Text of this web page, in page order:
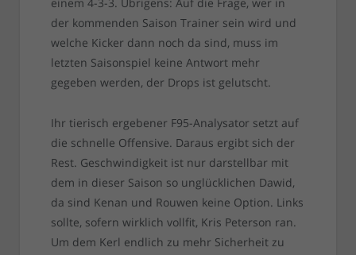
der kommenden Saison Trainer sein wird und
welche Kicker dann noch da sind, muss im
letzten Saisonspiel keine Antwort mehr
gegeben werden, der Drops ist gelutscht.
Ihr tierisch ergebener F95-Analysator setzt auf
die schnelle Offensive. Daraus ergibt sich der
Rest. Geschwindigkeit ist nur darstellbar mit
dem in dieser Saison so unglücklichen Dawid,
da sind Kenan und Rouwen keine Option. Links
sollte, sofern wirklich vollfit, Kris Peterson ran.
Um dem Kerl endlich zu mehr Sicherheit zu